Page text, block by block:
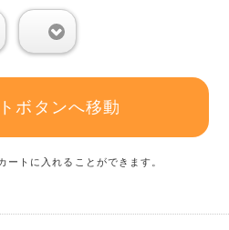
ボタンへ移動
トに入れることができます。